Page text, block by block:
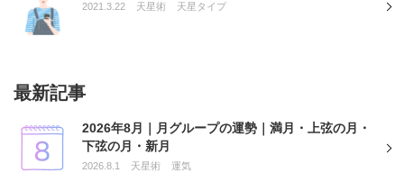
2021.3.22 天星術 天星タイプ
最新記事
2026年8月｜月グループの運勢｜満月・上弦の月・
下弦の月・新月
2026.8.1 天星術 運気